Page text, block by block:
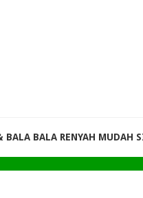
BALA BALA RENYAH MUDAH